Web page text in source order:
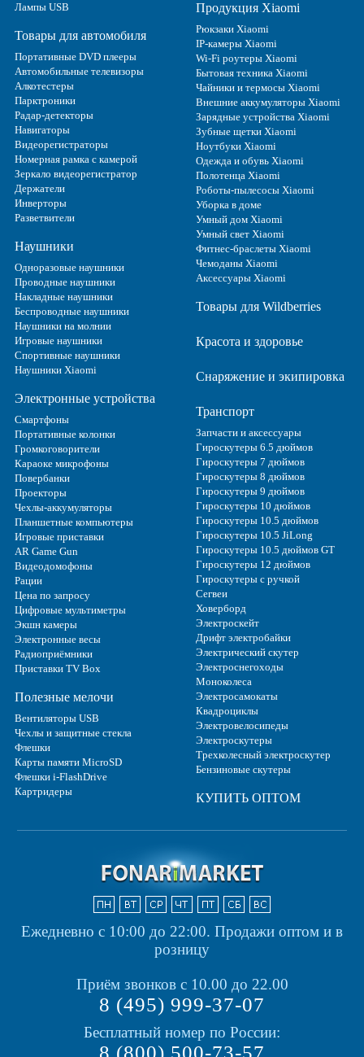
Лампы USB
Товары для автомобиля
Портативные DVD плееры
Автомобильные телевизоры
Алкотестеры
Парктроники
Радар-детекторы
Навигаторы
Видеорегистраторы
Номерная рамка с камерой
Зеркало видеорегистратор
Держатели
Инверторы
Разветвители
Наушники
Одноразовые наушники
Проводные наушники
Накладные наушники
Беспроводные наушники
Наушники на молнии
Игровые наушники
Спортивные наушники
Наушники Xiaomi
Электронные устройства
Смартфоны
Портативные колонки
Громкоговорители
Караоке микрофоны
Повербанки
Проекторы
Чехлы-аккумуляторы
Планшетные компьютеры
Игровые приставки
AR Game Gun
Видеодомофоны
Рации
Цена по запросу
Цифровые мультиметры
Экшн камеры
Электронные весы
Радиоприёмники
Приставки TV Box
Полезные мелочи
Вентиляторы USB
Чехлы и защитные стекла
Флешки
Карты памяти MicroSD
Флешки i-FlashDrive
Картридеры
Продукция Xiaomi
Рюкзаки Xiaomi
IP-камеры Xiaomi
Wi-Fi роутеры Xiaomi
Бытовая техника Xiaomi
Чайники и термосы Xiaomi
Внешние аккумуляторы Xiaomi
Зарядные устройства Xiaomi
Зубные щетки Xiaomi
Ноутбуки Xiaomi
Одежда и обувь Xiaomi
Полотенца Xiaomi
Роботы-пылесосы Xiaomi
Уборка в доме
Умный дом Xiaomi
Умный свет Xiaomi
Фитнес-браслеты Xiaomi
Чемоданы Xiaomi
Аксессуары Xiaomi
Товары для Wildberries
Красота и здоровье
Снаряжение и экипировка
Транспорт
Запчасти и аксессуары
Гироскутеры 6.5 дюймов
Гироскутеры 7 дюймов
Гироскутеры 8 дюймов
Гироскутеры 9 дюймов
Гироскутеры 10 дюймов
Гироскутеры 10.5 дюймов
Гироскутеры 10.5 JiLong
Гироскутеры 10.5 дюймов GT
Гироскутеры 12 дюймов
Гироскутеры с ручкой
Сегвеи
Ховерборд
Электроскейт
Дрифт электробайки
Электрический скутер
Электроснегоходы
Моноколеса
Электросамокаты
Квадроциклы
Электровелосипеды
Электроскутеры
Трехколесный электроскутер
Бензиновые скутеры
КУПИТЬ ОПТОМ
Ежедневно с 10:00 до 22:00. Продажи оптом и в
розницу
Приём звонков с 10.00 до 22.00
8 (495) 999-37-07
Бесплатный номер по России:
8 (800) 500-73-57